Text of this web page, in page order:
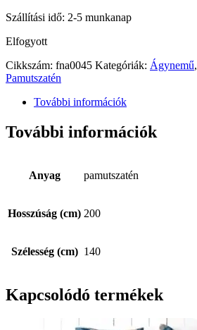
Szállítási idő: 2-5 munkanap
Elfogyott
Cikkszám: fna0045 Kategóriák: Ágynemű,
Pamutszatén
További információk
További információk
Anyag pamutszatén
Hosszúság (cm) 200
Szélesség (cm) 140
Kapcsolódó termékek